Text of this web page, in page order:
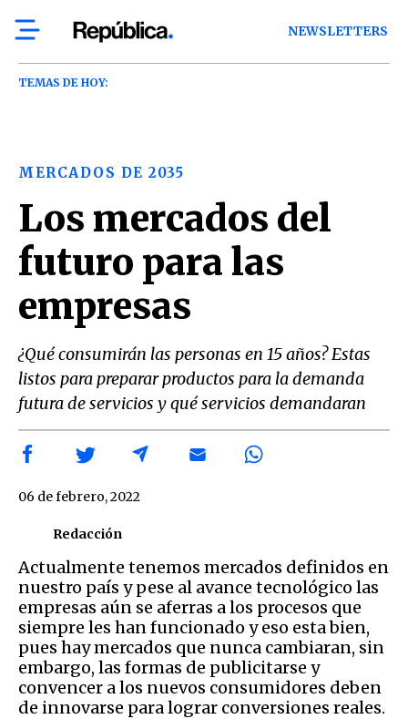
NEWSLETTERS
TEMAS DE HOY:
MERCADOS DE 2035
Los mercados del
futuro para las
empresas
¿Qué consumirán las personas en 15 años? Estas
listos para preparar productos para la demanda
futura de servicios y qué servicios demandaran
Redacción
06 de febrero, 2022
Actualmente tenemos mercados definidos en
nuestro país y pese al avance tecnológico las
empresas aún se aferras a los procesos que
siempre les han funcionado y eso esta bien,
pues hay mercados que nunca cambiaran, sin
embargo, las formas de publicitarse y
convencer a los nuevos consumidores deben
de innovarse para lograr conversiones reales.